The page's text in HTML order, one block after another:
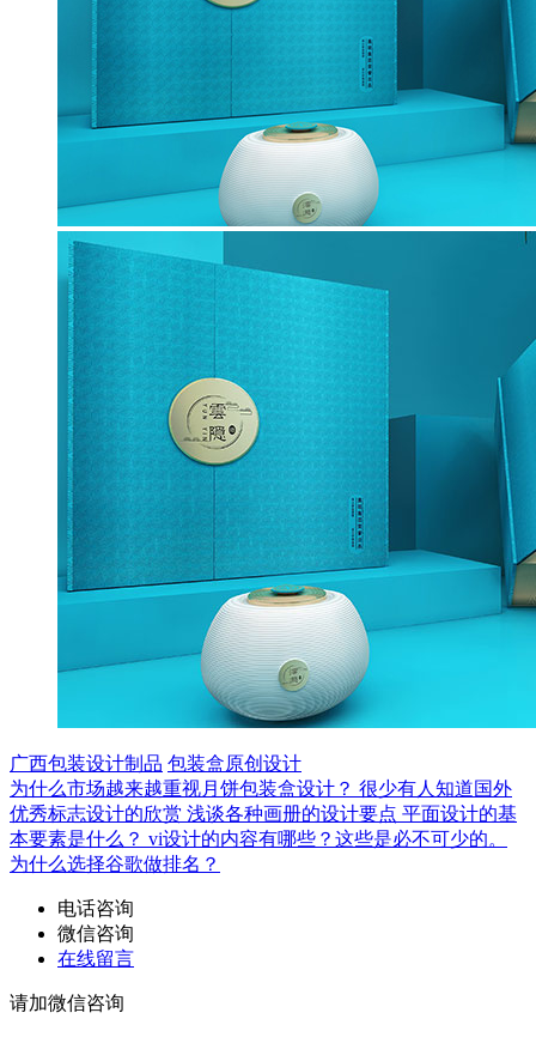
广西包装设计制品 包装盒原创设计
为什么市场越来越重视月饼包装盒设计？ 很少有人知道国外
优秀标志设计的欣赏 浅谈各种画册的设计要点 平面设计的基
本要素是什么？ vi设计的内容有哪些？这些是必不可少的。
为什么选择谷歌做排名？
电话咨询
微信咨询
在线留言
请加微信咨询